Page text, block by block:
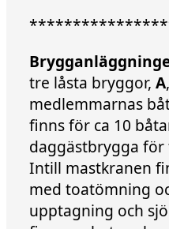
tre låsta bryggor, A,
medlemmarnas
finns för ca 10
daggästbrygga
Intill mastkranen
med toatömning
upptagning och